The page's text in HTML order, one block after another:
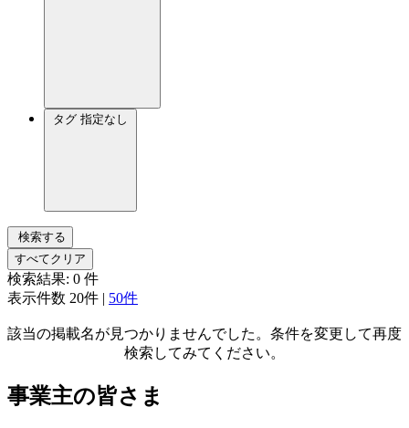
タグ 指定なし
検索する
すべてクリア
検索結果: 0 件
表示件数 20件 | 50件
該当の掲載名が見つかりませんでした。条件を変更して再度
検索してみてください。
事業主の皆さま